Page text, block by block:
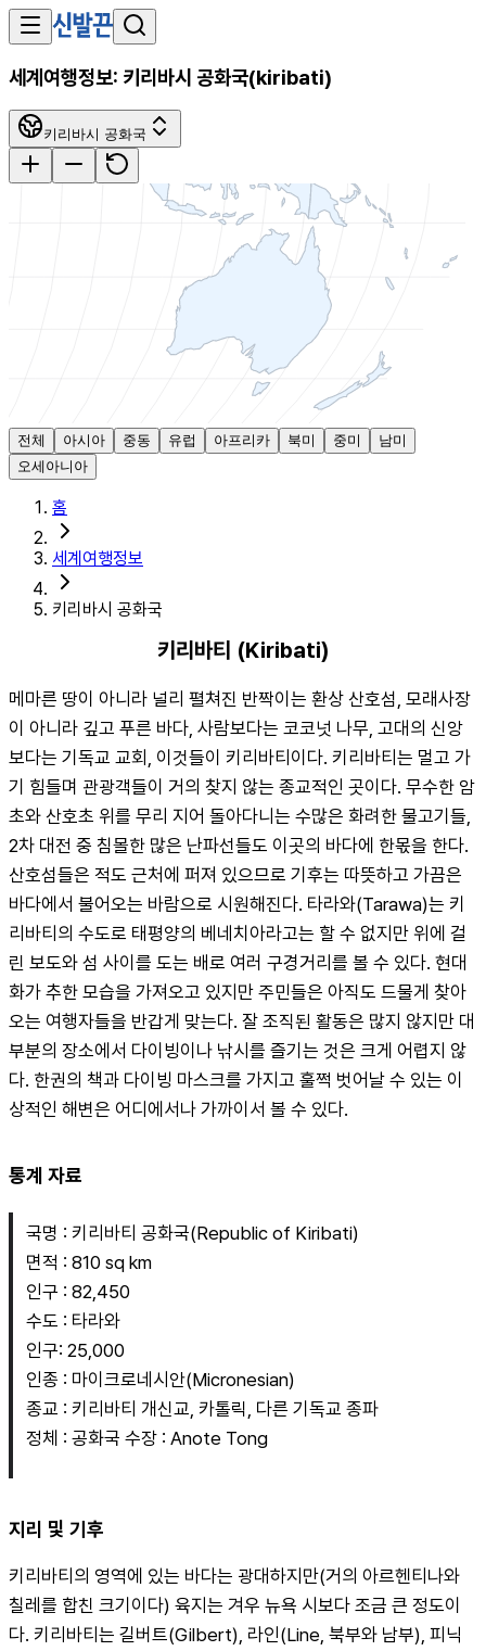
세계여행정보: 키리바시 공화국(kiribati)
키리바시 공화국
전체 아시아 중동 유럽 아프리카 북미 중미
남미
오세아니아
홈
세계여행정보
키리바시 공화국
키리바티 (Kiribati)
메마른 땅이 아니라 널리 펼쳐진 반짝이는 환상 산호섬, 모래사장
이 아니라 깊고 푸른 바다, 사람보다는 코코넛 나무, 고대의 신앙
보다는 기독교 교회, 이것들이 키리바티이다. 키리바티는 멀고 가
기 힘들며 관광객들이 거의 찾지 않는 종교적인 곳이다. 무수한 암
초와 산호초 위를 무리 지어 돌아다니는 수많은 화려한 물고기들,
2차 대전 중 침몰한 많은 난파선들도 이곳의 바다에 한몫을 한다.
산호섬들은 적도 근처에 퍼져 있으므로 기후는 따뜻하고 가끔은
바다에서 불어오는 바람으로 시원해진다. 타라와(Tarawa)는 키
리바티의 수도로 태평양의 베네치아라고는 할 수 없지만 위에 걸
린 보도와 섬 사이를 도는 배로 여러 구경거리를 볼 수 있다. 현대
화가 추한 모습을 가져오고 있지만 주민들은 아직도 드물게 찾아
오는 여행자들을 반갑게 맞는다. 잘 조직된 활동은 많지 않지만 대
부분의 장소에서 다이빙이나 낚시를 즐기는 것은 크게 어렵지 않
다. 한권의 책과 다이빙 마스크를 가지고 훌쩍 벗어날 수 있는 이
상적인 해변은 어디에서나 가까이서 볼 수 있다.
통계 자료
국명 : 키리바티 공화국(Republic of Kiribati)
면적 : 810 sq km
인구 : 82,450
수도 : 타라와
인구: 25,000
인종 : 마이크로네시안(Micronesian)
종교 : 키리바티 개신교, 카톨릭, 다른 기독교 종파
정체 : 공화국 수장 : Anote Tong
지리 및 기후
키리바티의 영역에 있는 바다는 광대하지만(거의 아르헨티나와
칠레를 합친 크기이다) 육지는 겨우 뉴욕 시보다 조금 큰 정도이
다. 키리바티는 길버트(Gilbert), 라인(Line, 북부와 남부), 피닉